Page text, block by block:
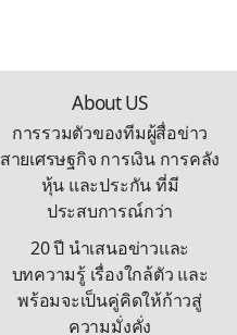
About US
การรวมตัวของทีมผู้สื่อข่าว
สายเศรษฐกิจ การเงิน การคลัง
หุ้น และประกัน ที่มี
ประสบการณ์กว่า
20 ปี นำเสนอข่าวและ
บทความรู้ เรื่องใกล้ตัว และ
พร้อมจะเป็นคู่คิดให้ก้าวสู่
ความมั่งคั่ง